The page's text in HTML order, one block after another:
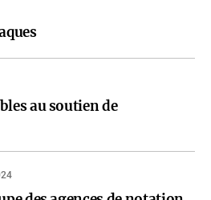
au soutien de